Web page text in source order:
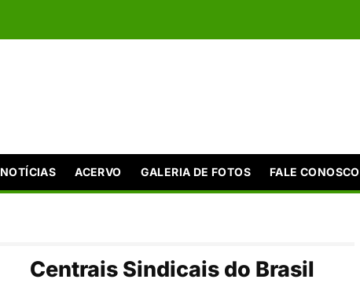
NOTÍCIAS ACERVO GALERIA DE FOTOS FALE CONOSCO
Centrais Sindicais do Brasil